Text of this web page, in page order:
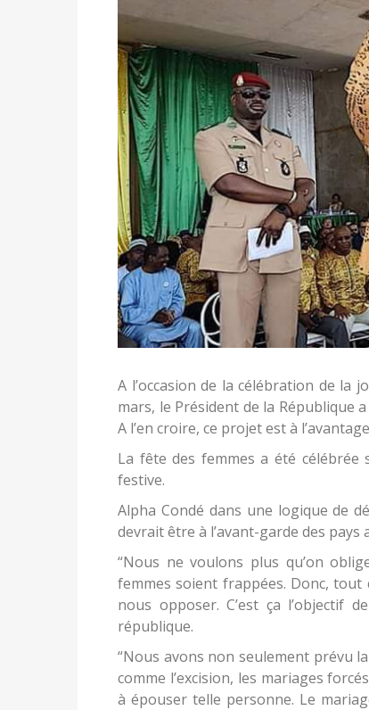
A l’occasion de la célébration de la
mars, le Président de la
A l’en croire, ce projet est à
La fête des femmes a été célébrée
festive.
Alpha Condé dans une logique de
devrait être à l’avant-garde des
“Nous ne voulons plus qu’on
femmes soient frappées. Donc,
nous opposer. C’est ça l’objectif
république.
“Nous avons non seulement prévu
comme l’excision, les mariages
à épouser telle personne. Le